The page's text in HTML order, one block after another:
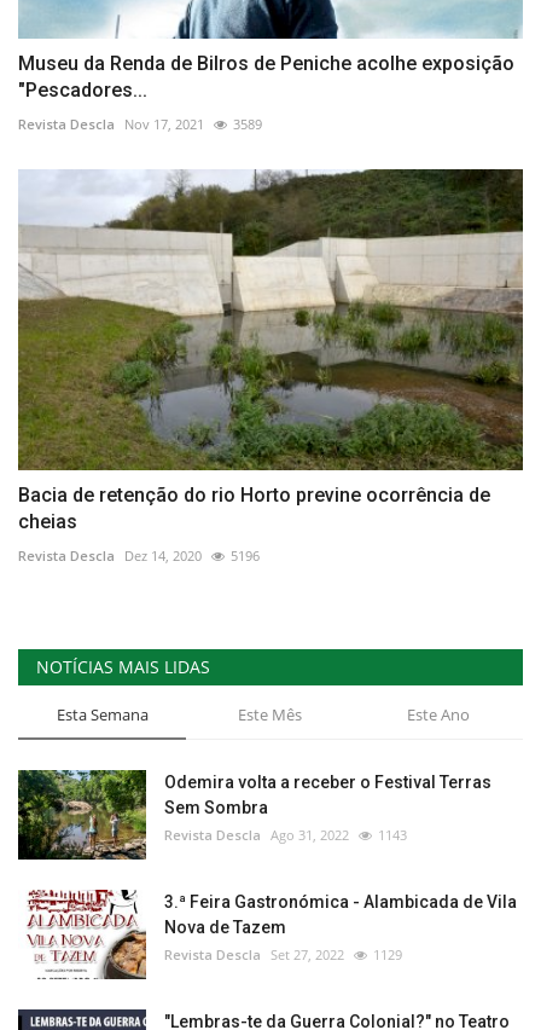
Museu da Renda de Bilros de Peniche acolhe exposição
"Pescadores...
Revista Descla Nov 17, 2021 3589
Bacia de retenção do rio Horto previne ocorrência de
cheias
Revista Descla Dez 14, 2020 5196
NOTÍCIAS MAIS LIDAS
Esta Semana Este Mês Este Ano
Odemira volta a receber o Festival Terras
Sem Sombra
Revista Descla Ago 31, 2022 1143
3.ª Feira Gastronómica - Alambicada de Vila
Nova de Tazem
Revista Descla Set 27, 2022 1129
"Lembras-te da Guerra Colonial?" no Teatro